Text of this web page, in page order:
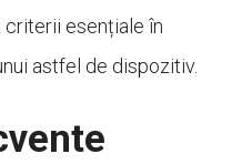
esențiale în
astfel de dispozitiv.